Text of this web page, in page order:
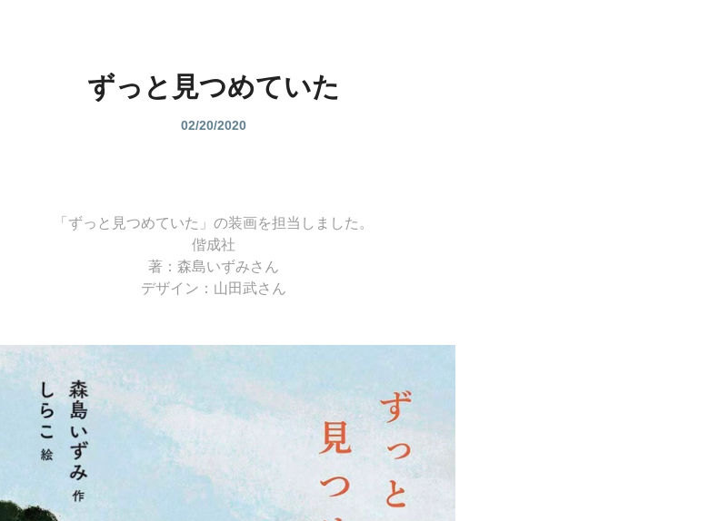
ずっと見つめていた
02/20/2020
「ずっと見つめていた」の装画を担当しました。
偕成社
著：森島いずみさん
デザイン：山田武さん